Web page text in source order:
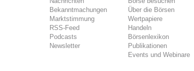
Bekanntmachungen
Marktstimmung
RSS-Feed
Podcasts
Newsletter
Über die Börsen
Wertpapiere
Handeln
Börsenlexikon
Publikationen
Events und Webinare